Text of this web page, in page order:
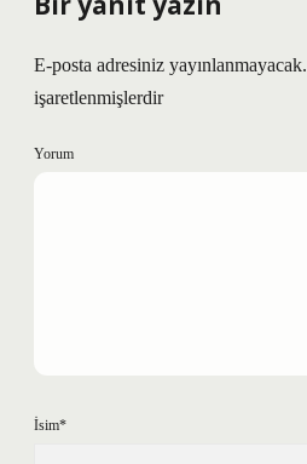
E-posta adresiniz yayınlanmayacak.
işaretlenmişlerdir
Yorum
İsim*